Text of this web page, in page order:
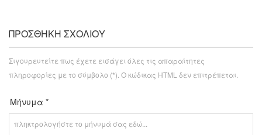
ΠΡΟΣΘΉΚΗ ΣΧΟΛΊΟΥ
Σιγουρευτείτε πως έχετε εισάγει όλες τις απαραίτητες
πληροφορίες με το σύμβολο (*). Ο κώδικας HTML δεν επιτρέπεται.
Μήνυμα *